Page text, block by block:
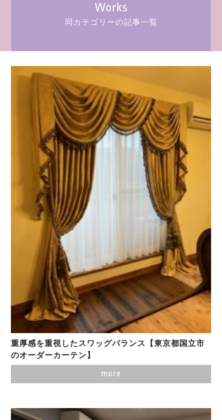
Works
同カテゴリーの記事一覧
重厚感を重視したスワッグバランス【東京都国立市
のオーダーカーテン】
more